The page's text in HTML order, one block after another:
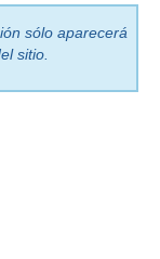
sólo aparecerá
sitio.